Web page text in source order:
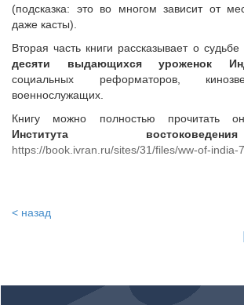
(подсказка: это во многом зависит от
даже касты).
Вторая часть книги рассказывает о
десяти выдающихся уроженок
социальных реформаторов,
военнослужащих.
Книгу можно полностью прочитать
Института
https://book.ivran.ru/sites/31/files/ww-of-india-
< назад